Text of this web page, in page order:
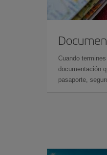
Cuando
documentación
pasaporte,